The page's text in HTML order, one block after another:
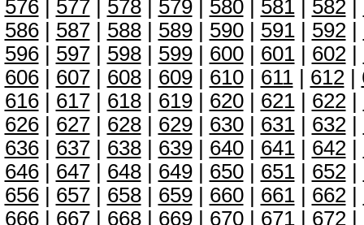
576| 577| 578| 579| 580| 581| 582|
586| 587| 588| 589| 590| 591| 592|
596| 597| 598| 599| 600| 601| 602|
606| 607| 608| 609| 610| 611| 612|
616| 617| 618| 619| 620| 621| 622|
626| 627| 628| 629| 630| 631| 632|
636| 637| 638| 639| 640| 641| 642|
646| 647| 648| 649| 650| 651| 652|
656| 657| 658| 659| 660| 661| 662|
666| 667| 668| 669| 670| 671| 672|